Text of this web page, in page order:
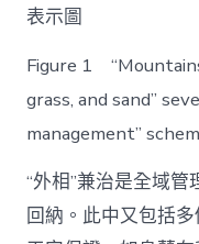
表示圖
Figure 1
grass, and sand”
management”
“外相”兼治是全域
回納。此中又包括